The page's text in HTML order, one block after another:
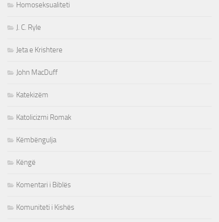
Homoseksualiteti
J. C. Ryle
Jeta e Krishtere
John MacDuff
Katekizëm
Katolicizmi Romak
Këmbëngulja
Këngë
Komentari i Biblës
Komuniteti i Kishës